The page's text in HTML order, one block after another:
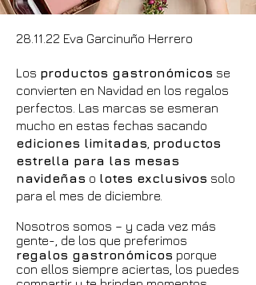
28.11.22 Eva Garcinuño Herrero
L os productos gastronómicos se
convierten en Navidad en los regalos
perfectos. Las marcas se esmeran
mucho en estas fechas sacando
ediciones limitadas productos
estrella para las mesas
navideñas o lotes exclusivos solo
para el mes de diciembre.
Nosotros somos – y cada vez más
gente-, de los que preferimos
regalos gastronómicos porque
con ellos siempre aciertas, los puedes